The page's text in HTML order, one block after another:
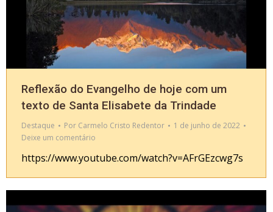
Reflexão do Evangelho de hoje com um
texto de Santa Elisabete da Trindade
Destaque Por Carmelo Cristo Redentor
1 de junho de 2022
Deixe um comentário
https://www.youtube.com/watch?v=AFrGEzcwg7s